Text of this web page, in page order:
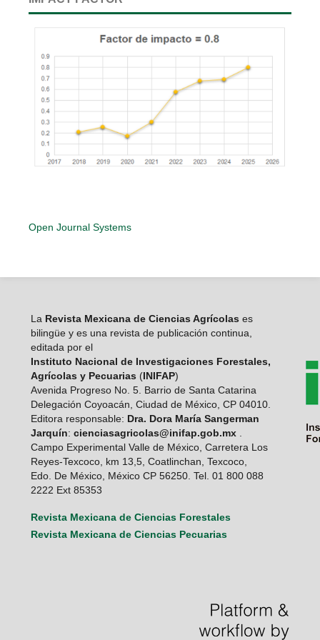
Open Journal Systems
LaRevista Mexicana de Ciencias Agrícolas es
bilingüe y es una revista de publicación continua,
editada por el
Instituto Nacional de Investigaciones Forestales,
Agrícolas y Pecuarias (INIFAP)
Avenida Progreso No. 5. Barrio de Santa Catarina
Delegación Coyoacán, Ciudad de México, CP 04010.
Editora responsable: Dra. Dora María Sangerman
Jarquín: cienciasagricolas@inifap.gob.mx.
Campo Experimental Valle de México, Carretera Los
Reyes-Texcoco, km 13,5, Coatlinchan, Texcoco,
Edo. De México, México CP 56250. Tel. 01 800 088
2222 Ext 85353
Revista Mexicana de Ciencias Forestales
Revista Mexicana de Ciencias Pecuarias